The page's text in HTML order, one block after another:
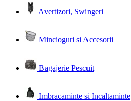
Avertizori, Swingeri
Mincioguri si Accesorii
Bagajerie Pescuit
Imbracaminte si Incaltaminte